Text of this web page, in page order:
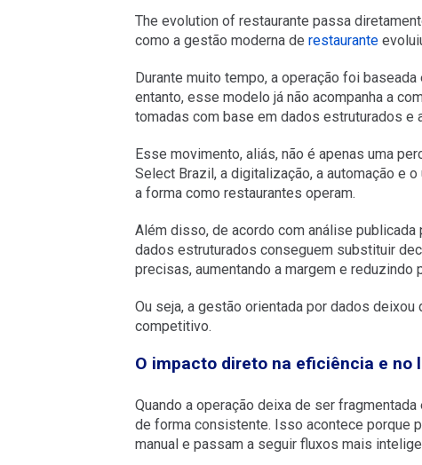
The evolution of restaurante passa
como a gestão moderna de restaurante
Durante muito tempo, a operação foi
entanto, esse modelo já não acompanha a
tomadas com base em dados estruturados e
Esse movimento, aliás, não é apenas uma
Select Brazil, a digitalização, a automação e
a forma como restaurantes operam.
Além disso, de acordo com análise publicada
dados estruturados conseguem substituir
precisas, aumentando a margem e reduzindo
Ou seja, a gestão orientada por dados
competitivo.
O impacto direto na eficiência e no
Quando a operação deixa de ser
de forma consistente. Isso acontece porque
manual e passam a seguir fluxos mais